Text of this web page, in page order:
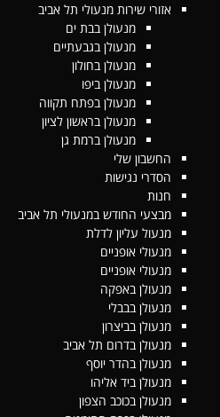
אזורי שירות מנעולי תל אביב
מנעולן בבת ים
מנעולן בגבעתיים
מנעולן בחולון
מנעולן ביפו
מנעולן בפתח תקווה
מנעולן בראשון לציון
מנעולן ברמת גן
החשבון שלי
הסדרי נגישות
חנות
מבצעי החודש במנעולי תל אביב
מנעול עליון לדלת
מנעולי אופניים
מנעולי אופניים
מנעולן באפקה
מנעולן בבבלי
מנעולן בביצרון
מנעולן בדרום תל אביב
מנעולן בהדר יוסף
מנעולן ביד אליהו
מנעולן בכוכב הצפון